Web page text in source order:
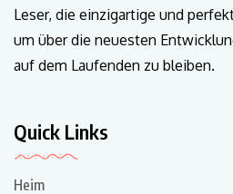
Leser, die einzigartige und
um über die neuesten
auf dem Laufenden zu bleiben.
Quick Links
Heim